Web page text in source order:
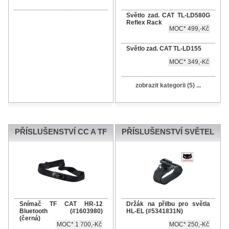
Světlo zad. CAT TL-LD580G
Reflex Rack
MOC* 499,-Kč
Světlo zad. CAT TL-LD155
MOC* 349,-Kč
zobrazit kategorii (5) ...
PŘÍSLUŠENSTVÍ CC A TF
Snímač TF CAT HR-12
Bluetooth (#1603980)
(černá)
MOC* 1 700,-Kč
PŘÍSLUŠENSTVÍ SVĚTEL
Držák na přilbu pro světla
HL-EL (#5341831N)
MOC* 250,-Kč